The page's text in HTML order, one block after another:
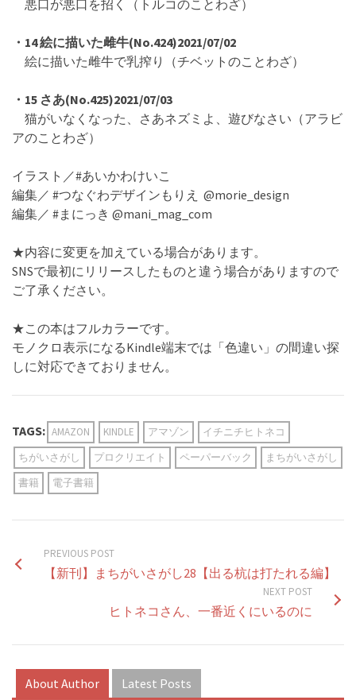
悪口が悪口を招く（トルコのことわざ）
・14 絵に描いた雌牛(No.424)2021/07/02
絵に描いた雌牛で乳搾り（チベットのことわざ）
・15 さあ(No.425)2021/07/03
猫がいなくなった、さあネズミよ、遊びなさい（アラビ
アのことわざ）
イラスト／#あいかわけいこ
編集／ #つなぐわデザインもりえ @morie_design
編集／ #まにっき @mani_mag_com
★内容に変更を加えている場合があります。
SNSで最初にリリースしたものと違う場合がありますので
ご了承ください。
★この本はフルカラーです。
モノクロ表示になるKindle端末では「色違い」の間違い探
しに対応できておりません。
TAGS: AMAZON KINDLE アマゾン
イチニチヒトネコ
ちがいさがし
プロクリエイト ペーパーバック
まちがいさがし
書籍
電子書籍
PREVIOUS POST
【新刊】まちがいさがし28【出る杭は打たれる編】
NEXT POST
ヒトネコさん、一番近くにいるのに
About Author Latest Posts